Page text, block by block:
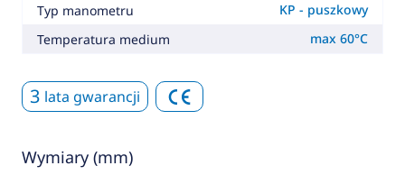
Typ manometru
KP - puszkowy
Temperatura medium
max 60°C
3 lata gwarancji
Wymiary (mm)